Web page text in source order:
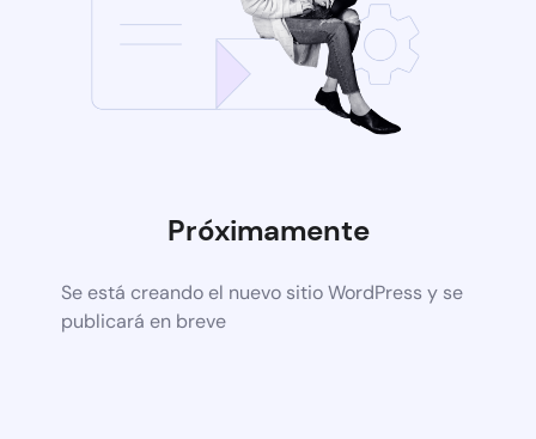
Próximamente
Se está creando el nuevo sitio WordPress y se
publicará en breve